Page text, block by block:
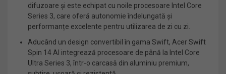
difuzoare și este echipat cu noile procesoare Intel Core
Series 3, care oferă autonomie îndelungată și
performanțe excelente pentru utilizarea de zi cu zi.
Aducând un design convertibil în gama Swift, Acer Swift
Spin 14 AI integrează procesoare de până la Intel Core
Ultra Series 3, într-o carcasă din aluminiu premium,